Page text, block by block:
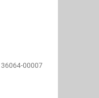
36064-00007